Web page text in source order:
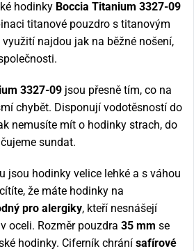
hodinky Boccia Titanium 3327-09
titanové pouzdro s titanovým
najdou jak na běžné nošení,
3327-09 jsou přesně tím, co na
chybět. Disponují vodotěsností do
nemusíte mít o hodinky strach, do
sundat.
jsou hodinky velice lehké a s váhou
že máte hodinky na
pro alergiky, kteří nesnášejí
oceli. Rozměr pouzdra 35 mm se
hodinky. Ciferník chrání safírové